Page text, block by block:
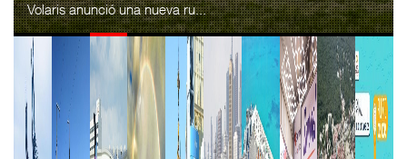
Volaris anunció una nueva ru...